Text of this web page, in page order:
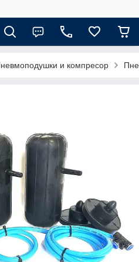
и компресор